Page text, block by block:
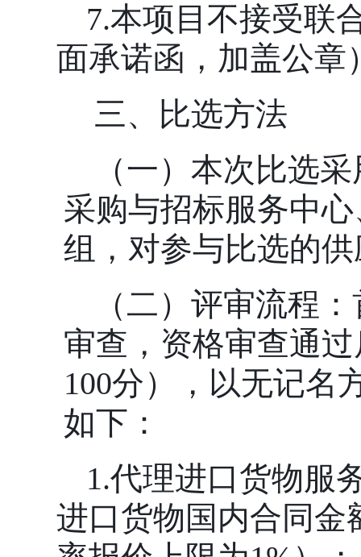
7.本项目不接受联
面承诺函，加盖公章
三、比选方法
（一）本次比选
采购与招标服务中
组，对参与比选的
（二）评审流程
审查，资格审查通
100分），以无记名
如下：
1.代理进口货物服
进口货物国内合同金